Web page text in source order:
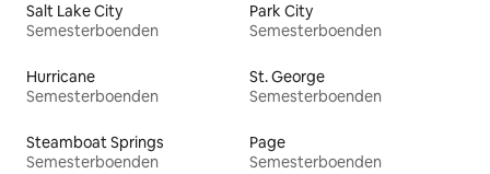
Salt Lake City
Semesterboenden
Park City
Semesterboenden
Hurricane
Semesterboenden
St. George
Semesterboenden
Steamboat Springs
Semesterboenden
Page
Semesterboenden